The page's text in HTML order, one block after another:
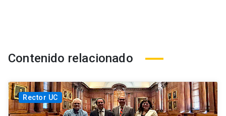
Contenido relacionado
Rector UC